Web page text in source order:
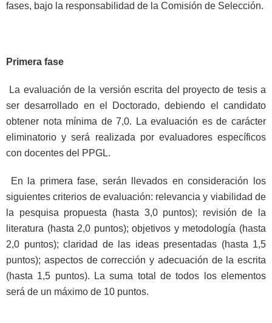
fases, bajo la responsabilidad de la Comisión de Selección.
Primera fase
La evaluación de la versión escrita del proyecto de tesis a
ser desarrollado en el Doctorado, debiendo el candidato
obtener nota mínima de 7,0. La evaluación es de carácter
eliminatorio y será realizada por evaluadores específicos
con docentes del PPGL.
En la primera fase, serán llevados en consideración los
siguientes criterios de evaluación: relevancia y viabilidad de
la pesquisa propuesta (hasta 3,0 puntos); revisión de la
literatura (hasta 2,0 puntos); objetivos y metodología (hasta
2,0 puntos); claridad de las ideas presentadas (hasta 1,5
puntos); aspectos de corrección y adecuación de la escrita
(hasta 1,5 puntos). La suma total de todos los elementos
será de un máximo de 10 puntos.